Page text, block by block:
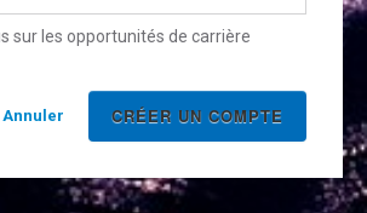
sur les opportunités de carrière
Annuler